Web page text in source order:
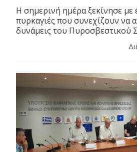
Η σημερινή ημέρα ξεκίνησε με
πυρκαγιές που συνεχίζουν να
δυνάμεις του Πυροσβεστικού